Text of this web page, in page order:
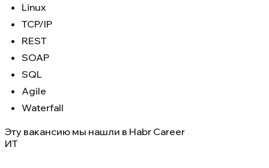
Linux
TCP/IP
REST
SOAP
SQL
Agile
Waterfall
Эту вакансию мы нашли в Habr Career
ИТ